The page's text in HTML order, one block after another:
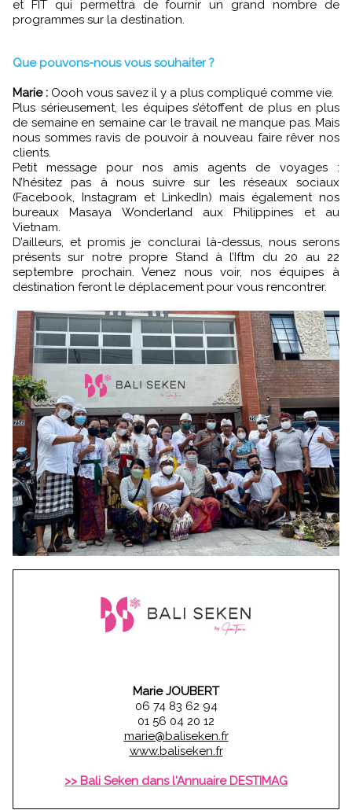
et FIT qui permettra de fournir un grand nombre de
programmes sur la destination.
Que pouvons-nous vous souhaiter ?
Marie : Oooh vous savez il y a plus compliqué comme vie.
Plus sérieusement, les équipes s’étoffent de plus en plus
de semaine en semaine car le travail ne manque pas. Mais
nous sommes ravis de pouvoir à nouveau faire rêver nos
clients.
Petit message pour nos amis agents de voyages :
N’hésitez pas à nous suivre sur les réseaux sociaux
(Facebook, Instagram et LinkedIn) mais également nos
bureaux Masaya Wonderland aux Philippines et au
Vietnam.
D’ailleurs, et promis je conclurai là-dessus, nous serons
présents sur notre propre Stand à l’Iftm du 20 au 22
septembre prochain. Venez nous voir, nos équipes à
destination feront le déplacement pour vous rencontrer.
Marie JOUBERT
06 74 83 62 94
01 56 04 20 12
marie@baliseken.fr
www.baliseken.fr
>> Bali Seken dans l'Annuaire DESTIMAG